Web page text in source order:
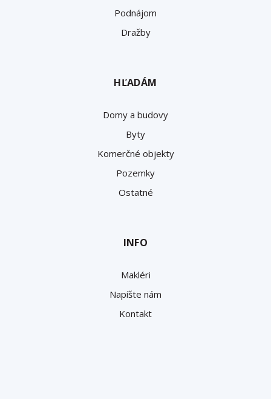
Podnájom
Dražby
HĽADÁM
Domy a budovy
Byty
Komerčné objekty
Pozemky
Ostatné
INFO
Makléri
Napíšte nám
Kontakt